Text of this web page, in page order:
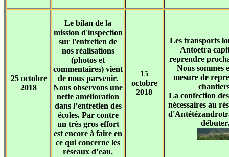
25 octobre
2018
Le bilan de la
mission d'inspection
sur l'entretien de
nos réalisations
(photos et
commentaires) vient
de nous parvenir.
Nous observons une
nette amélioration
dans l’entretien des
écoles. Par contre
un très gros effort
est encore à faire en
ce qui concerne les
réseaux d’eau.
15
octobre
2018
Les transports
Antoetra
reprendre
Nous sommes
mesure de
La confection
nécessaires au
débuter.